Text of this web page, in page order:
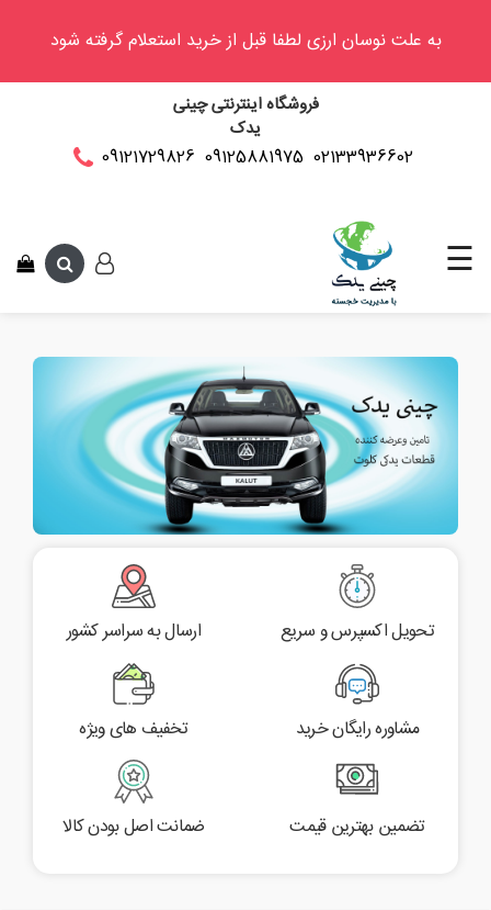
به علت نوسان ارزی لطفا قبل از خرید استعلام گرفته شود
فروشگاه اینترنتی چینی
یدک
02133936602
09125881975
09121729826
وینگل
سی
کاپرا
☰
تحویل اکسپرس و سریع ارسال به سراسر کشور
مشاوره رایگان خرید تخفیف های ویژه
تضمین بهترین قیمت ضمانت اصل بودن کالا